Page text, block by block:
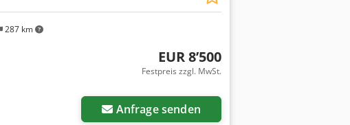
287 km
EUR 8’500
Festpreis zzgl. MwSt.
Anfrage senden